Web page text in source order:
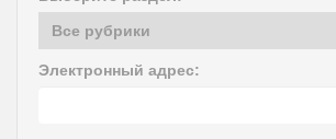
Электронный адрес: